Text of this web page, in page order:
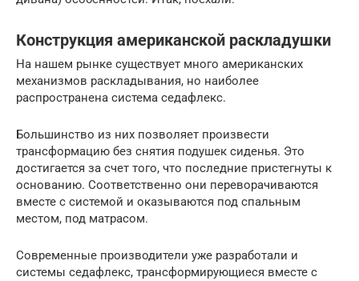
Конструкция американской раскладушки
На нашем рынке существует много американских
механизмов раскладывания, но наиболее
распространена система седафлекс.
Большинство из них позволяет произвести
трансформацию без снятия подушек сиденья. Это
достигается за счет того, что последние пристегнуты к
основанию. Соответственно они переворачиваются
вместе с системой и оказываются под спальным
местом, под матрасом.
Современные производители уже разработали и
системы седафлекс, трансформирующиеся вместе с